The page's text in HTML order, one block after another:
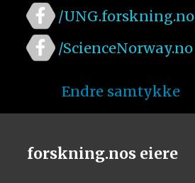
/UNG.forskning.no
/ScienceNorway.no
Endre samtykke
forskning.nos eiere